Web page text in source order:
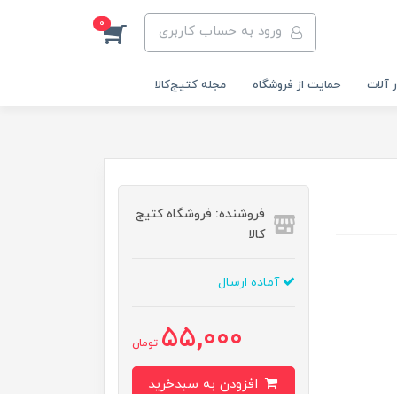
ورود به حساب کاربری 0
آلات حمایت از فروشگاه مجله کتیج‌کالا
فروشنده: فروشگاه کتیج
کالا
آماده ارسال
55,000 تومان